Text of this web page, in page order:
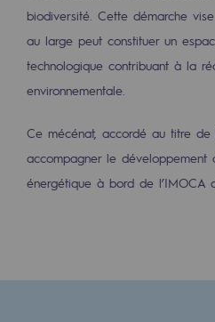
CCUS Objectif
Objectif
Le Labo
Acteur engagé
Acteur engagé
biodiversité. Cette démarche
au large peut constituer un
technologique contribuant à la
environnementale.
Ce mécénat, accordé au titre de
accompagner le développement
énergétique à bord de l’IMOCA